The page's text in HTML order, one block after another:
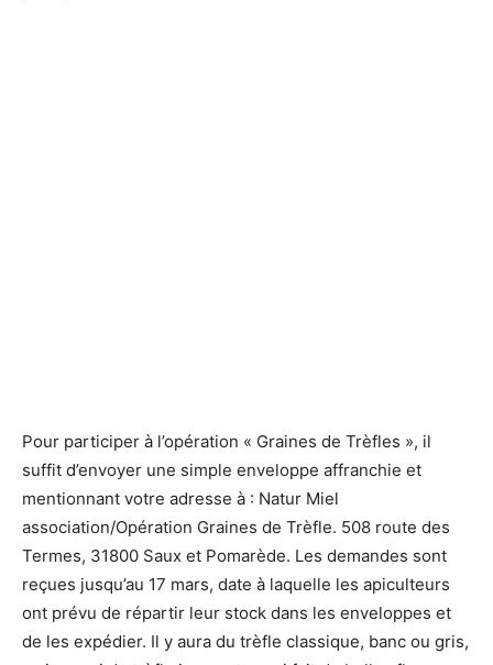
Pour participer à l’opération « Graines de Trèfles », il
suffit d’envoyer une simple enveloppe affranchie et
mentionnant votre adresse à : Natur Miel
association/Opération Graines de Trèfle. 508 route des
Termes, 31800 Saux et Pomarède. Les demandes sont
reçues jusqu’au 17 mars, date à laquelle les apiculteurs
ont prévu de répartir leur stock dans les enveloppes et
de les expédier. Il y aura du trèfle classique, banc ou gris,